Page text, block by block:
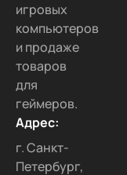
игровых
компьютеров
и продаже
товаров
для
геймеров.
Адрес:
г. Санкт-
Петербург,